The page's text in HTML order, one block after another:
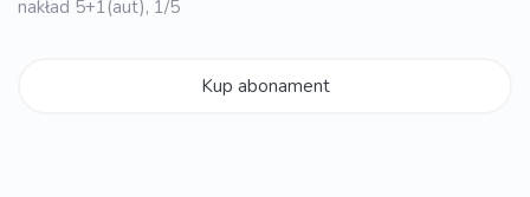
nakład 5+1(aut), 1/5
Kup abonament